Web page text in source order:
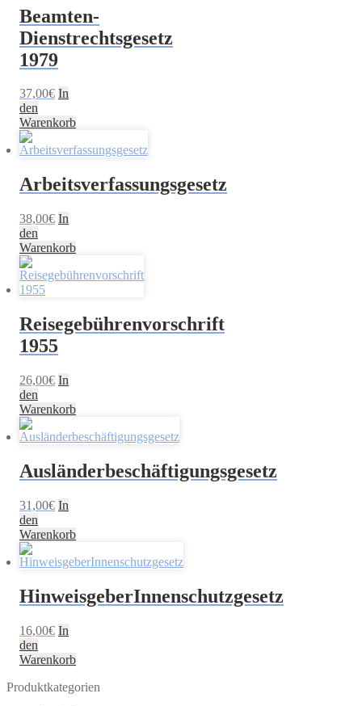
Beamten-
Dienstrechtsgesetz
1979
37,00€ In
den
Warenkorb
Arbeitsverfassungsgesetz
38,00€ In
den
Warenkorb
Reisegebührenvorschrift
1955
26,00€ In
den
Warenkorb
Ausländerbeschäftigungsgesetz
31,00€ In
den
Warenkorb
HinweisgeberInnenschutzgesetz
16,00€ In
den
Warenkorb
Produktkategorien